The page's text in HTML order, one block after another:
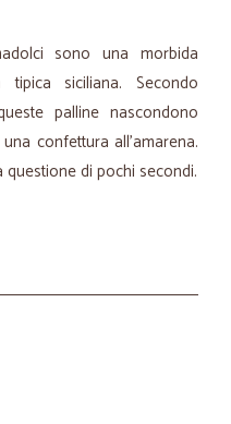
sono una morbida
tipica siciliana. Secondo
palline nascondono
confettura all'amarena.
di pochi secondi.